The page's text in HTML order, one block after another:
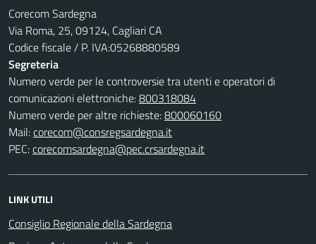
Corecom Sardegna
Via Roma, 25, 09124, Cagliari CA
Codice fiscale / P. IVA:05268880589
Segreteria
Numero verde per le controversie tra utenti e operatori di
comunicazioni elettroniche:800318084
Numero verde per altre richieste:800060160
Mail:corecom@consregsardegna.it
PEC:corecomsardegna@pec.crsardegna.it
LINK UTILI
Consiglio Regionale della Sardegna